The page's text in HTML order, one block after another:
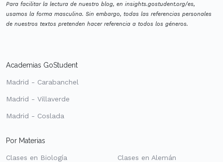
Para facilitar la lectura de nuestro blog, en insights.gostudent.org/es,
usamos la forma masculina. Sin embargo, todas las referencias personales
de nuestros textos pretenden hacer referencia a todos los géneros.
Academias GoStudent
Madrid - Carabanchel
Madrid - Villaverde
Madrid - Coslada
Por Materias
Clases en Biología Clases en Alemán